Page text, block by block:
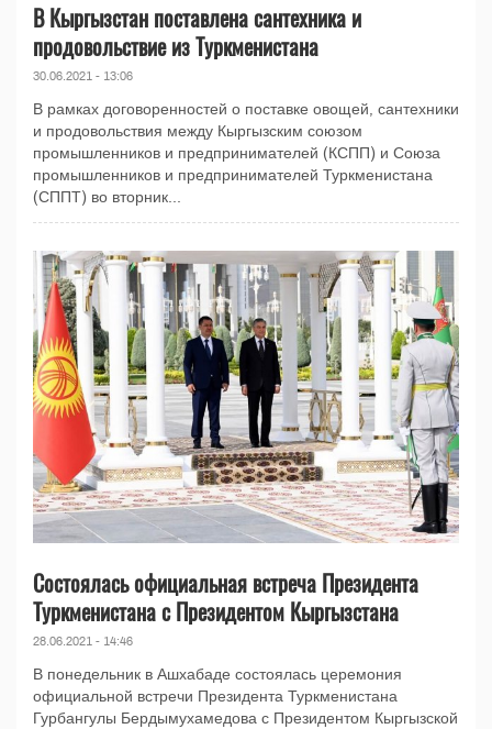
В Кыргызстан поставлена сантехника и
продовольствие из Туркменистана
30.06.2021 - 13:06
В рамках договоренностей о поставке овощей, сантехники
и продовольствия между Кыргызским союзом
промышленников и предпринимателей (КСПП) и Союза
промышленников и предпринимателей Туркменистана
(СППТ) во вторник...
Состоялась официальная встреча Президента
Туркменистана с Президентом Кыргызстана
28.06.2021 - 14:46
В понедельник в Ашхабаде состоялась церемония
официальной встречи Президента Туркменистана
Гурбангулы Бердымухамедова с Президентом Кыргызской